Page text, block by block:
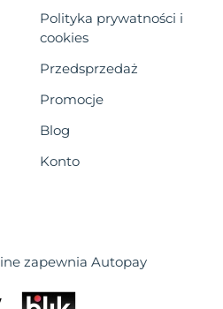
Polityka prywatności i
cookies
Przedsprzedaż
Promocje
Blog
Konto
zapewnia Autopay